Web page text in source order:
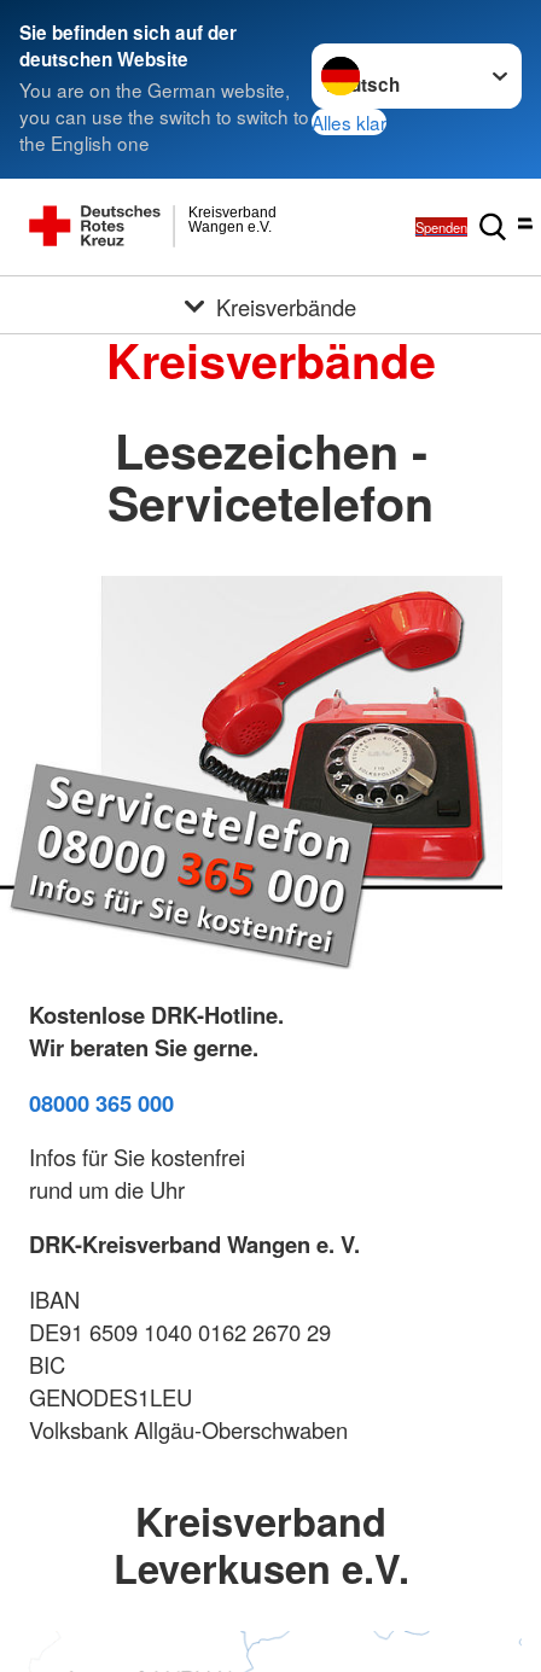
Sie befinden sich auf der
deutschen Website
You are on the German website,
you can use the switch to switch to
the English one
Sprache wechseln zu
Alles klar
Wangen e.V.
Kreisverband
Spenden
Kreisverbände
Kreisverbände
Lesezeichen -
Servicetelefon
Kostenlose DRK-Hotline.
Wir beraten Sie gerne.
08000 365 000
Infos für Sie kostenfrei
rund um die Uhr
DRK-Kreisverband Wangen e. V.
IBAN
DE91 6509 1040 0162 2670 29
BIC
GENODES1LEU
Volksbank Allgäu-Oberschwaben
Kreisverband
Leverkusen e.V.